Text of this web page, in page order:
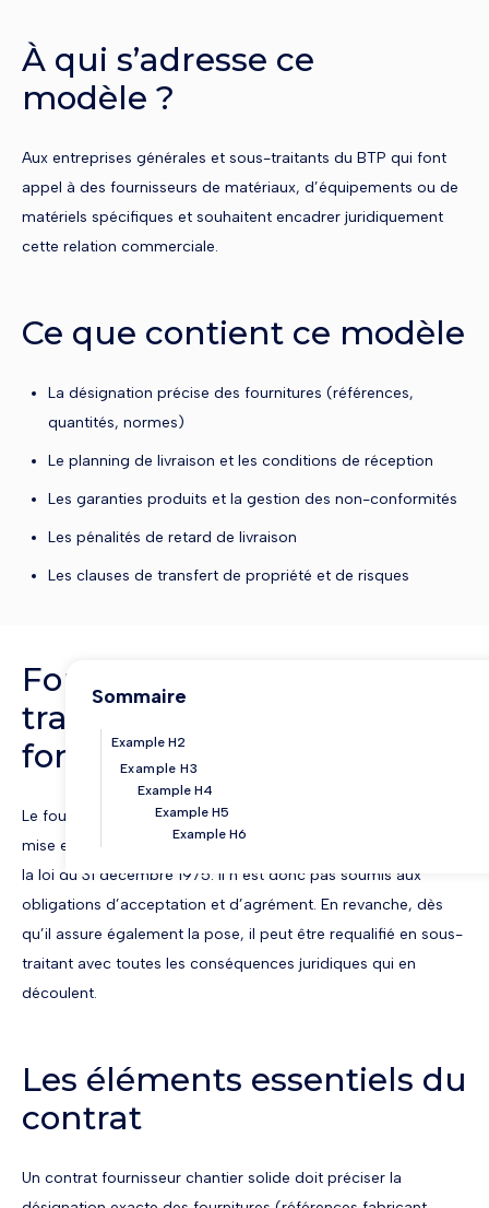
À qui s’adresse ce
modèle ?
Aux entreprises générales et sous-traitants du BTP qui font
appel à des fournisseurs de matériaux, d’équipements ou de
matériels spécifiques et souhaitent encadrer juridiquement
cette relation commerciale.
Ce que contient ce modèle
La désignation précise des fournitures (références,
quantités, normes)
Le planning de livraison et les conditions de réception
Les garanties produits et la gestion des non-conformités
Les pénalités de retard de livraison
Les clauses de transfert de propriété et de risques
Fournisseur vs sous-
traitant : une distinction
fondamentale
Le fournisseur qui livre des matériaux sans participer à leur
mise en œuvre n’est
pas qualifié de sous-traitant
la loi du 31 décembre 1975. Il n’est donc pas soumis aux
obligations d’acceptation et d’agrément. En revanche, dès
qu’il assure également la pose, il peut être requalifié en sous-
traitant avec toutes les conséquences juridiques qui en
découlent.
Les éléments essentiels du
contrat
Un contrat fournisseur chantier solide doit préciser la
Sommaire
Example H2
Example H3
Example H4
Example H5
Example H6